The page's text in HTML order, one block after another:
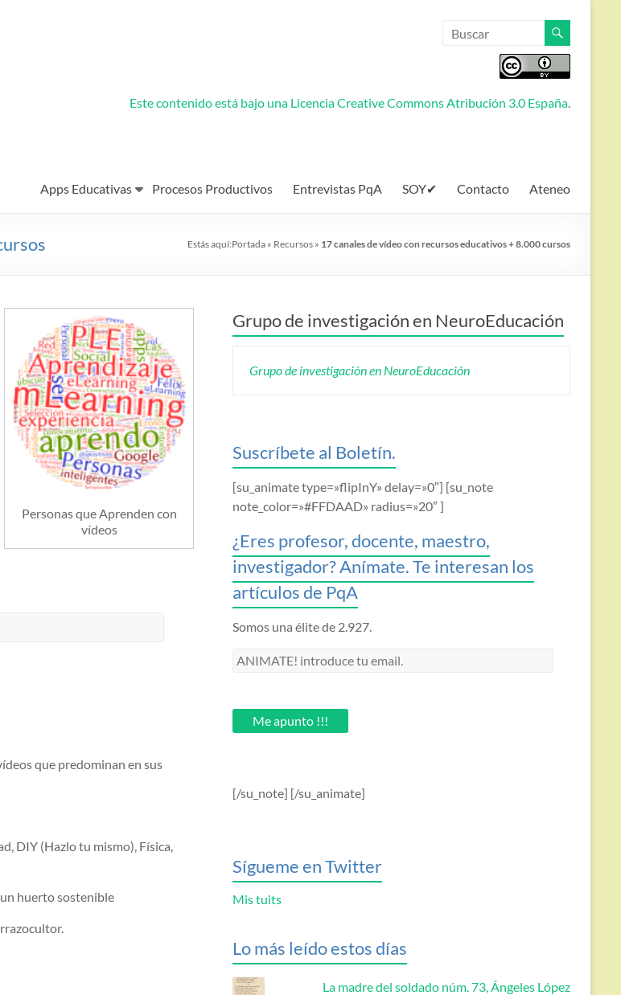
Este contenido está bajo una Licencia Creative Commons Atribución 3.0 España.
Apps Educativas Procesos Productivos Entrevistas PqA SOY✔ Contacto Ateneo
Estás aquí:Portada » Recursos » 17 canales de vídeo con recursos educativos + 8.000 cursos
Personas que Aprenden con
vídeos
que predominan en sus
DIY (Hazlo tu mismo), Física,
huerto sostenible
Grupo de investigación en NeuroEducación
Grupo de investigación en NeuroEducación
Suscríbete al Boletín.
[su_animate type=»flipInY» delay=»0″] [su_note
note_color=»#FFDAAD» radius=»20″ ]
¿Eres profesor, docente, maestro,
investigador? Anímate. Te interesan los
artículos de PqA
Somos una élite de 2.927.
ANIMATE!
email.Me apunto !!!
[/su_note] [/su_animate]
Sígueme en Twitter
Mis tuits
Lo más leído estos días
La madre del soldado núm. 73, Ángeles López